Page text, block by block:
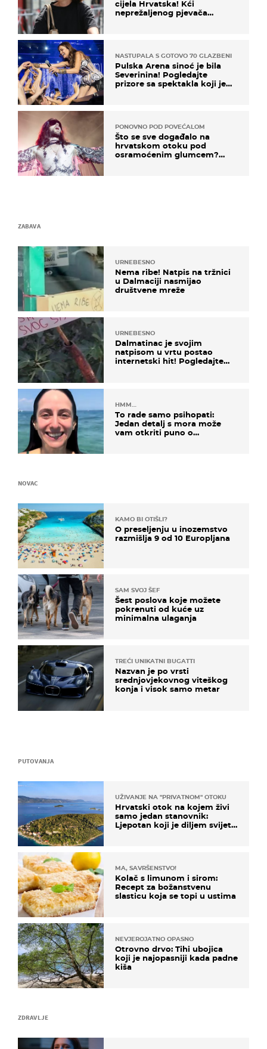
cijela Hrvatska! Kći
neprežaljenog pjevača
NASTUPALA S GOTOVO 70 GLAZBENIKA
Pulska Arena sinoć je bila
Severinina! Pogledajte
prizore sa spektakla koji je
PONOVNO POD POVEĆALOM
Što se sve događalo na
hrvatskom otoku pod
osramoćenim glumcem?
ZDRAVLJE
ZABAVA
URNEBESNO
Nema ribe! Natpis na tržnici
u Dalmaciji nasmijao
društvene mreže
URNEBESNO
Dalmatinac je svojim
natpisom u vrtu postao
internetski hit! Pogledajte
HMM…
To rade samo psihopati:
Jedan detalj s mora može
vam otkriti puno o
PUTOVANJA
UŽIVANJE NA "PRIVATNOM" OTOKU
Hrvatski otok na kojem živi
samo jedan stanovnik:
Ljepotan koji je diljem svijeta
MA, SAVRŠENSTVO!
Kolač s limunom i sirom:
Recept za božanstvenu
slasticu koja se topi u ustima
NEVJEROJATNO OPASNO
Otrovno drvo: Tihi ubojica
koji je najopasniji kada padne
kiša
NOVAC
KAMO BI OTIŠLI?
O preseljenju u inozemstvo
razmišlja 9 od 10 Europljana
SAM SVOJ ŠEF
Šest poslova koje možete
pokrenuti od kuće uz
minimalna ulaganja
TREĆI UNIKATNI BUGATTI
Nazvan je po vrsti
srednjovjekovnog viteškog
konja i visok samo metar